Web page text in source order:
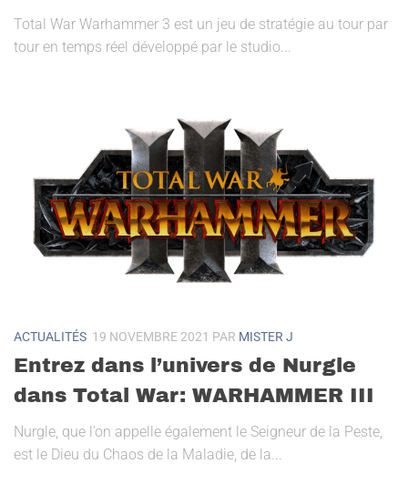
Total War Warhammer 3 est un jeu de stratégie au tour par
tour en temps réel développé par le studio...
ACTUALITÉS 19 NOVEMBRE 2021 PAR MISTER J
Entrez dans l’univers de Nurgle
dans Total War: WARHAMMER III
Nurgle, que l’on appelle également le Seigneur de la Peste,
est le Dieu du Chaos de la Maladie, de la...